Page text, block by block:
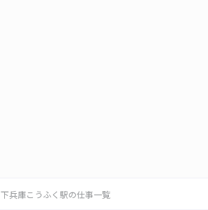
下兵庫こうふく駅の仕事一覧